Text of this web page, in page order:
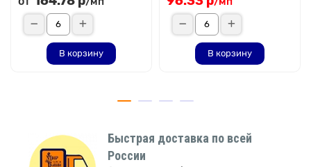
В корзину В корзину
Быстрая доставка по всей
России